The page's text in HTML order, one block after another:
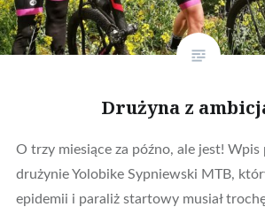
Drużyna z
O trzy miesiące za późno, ale jest!
drużynie Yolobike Sypniewski MTB,
epidemii i paraliż startowy musiał